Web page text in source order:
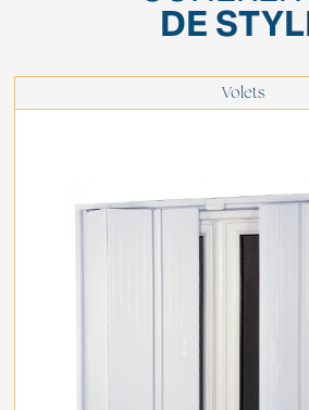
DE
Volets